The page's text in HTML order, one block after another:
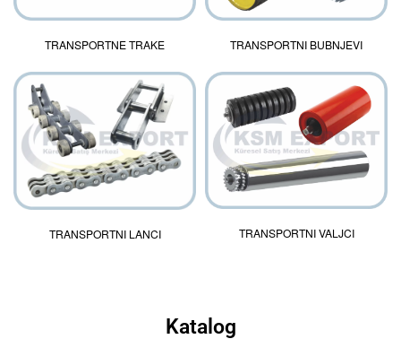
TRANSPORTNE TRAKE TRANSPORTNI BUBNJEVI
TRANSPORTNI LANCI TRANSPORTNI VALJCI
Katalog